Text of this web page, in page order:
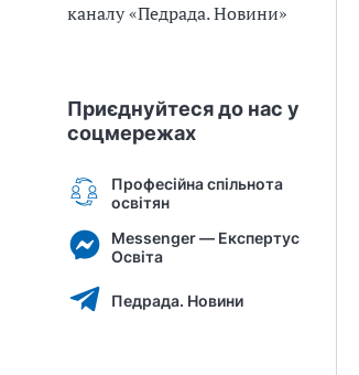
каналу «Педрада. Новини»
Приєднуйтеся до нас у
соцмережах
Професійна спільнота
освітян
Messenger — Експертус
Освіта
Педрада. Новини